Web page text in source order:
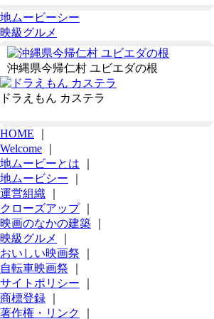
地ムービーシー
映級グルメ
沖縄県今帰仁村 ユビエダの根
ドラえもん カステラ
HOME
Welcome
地ムービーとは
地ムービシー
運営組織
クローズアップ｜
映画のなかの建築
映級グルメ
おいしい映画祭
自転車映画祭
サイトポリシー
商標登録
著作権・リンク